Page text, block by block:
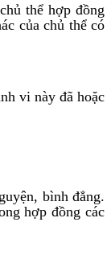
thể hợp đồng
của chủ thể có
vi này đã hoặc
bình đẳng.
hợp đồng các